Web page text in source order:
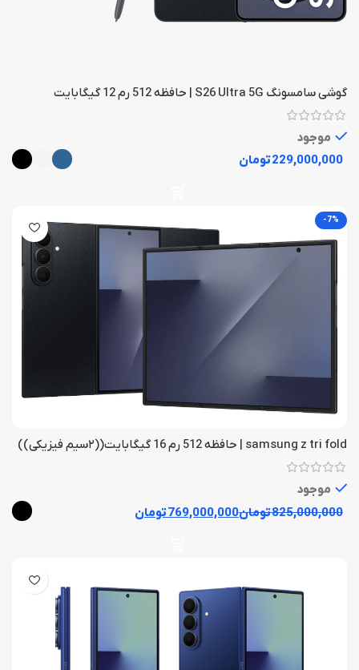
گوشی سامسونگ S26 Ultra 5G | حافظه 512 رم 12 گیگابایت
موجود
تومان
-7%
samsung z tri fold | حافظه 512 رم 16 گیگابایت((۲سیم فیزیکی))
موجود
825,000,000تومان769,000,000تومان